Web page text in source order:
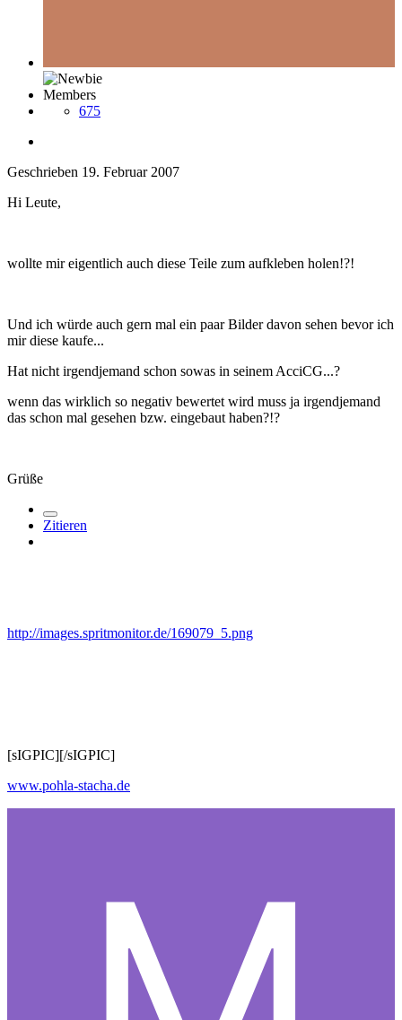
Members
675
Geschrieben 19. Februar 2007
Hi Leute,
wollte mir eigentlich auch diese Teile zum aufkleben holen!?!
Und ich würde auch gern mal ein paar Bilder davon sehen bevor ich
mir diese kaufe...
Hat nicht irgendjemand schon sowas in seinem AcciCG...?
wenn das wirklich so negativ bewertet wird muss ja irgendjemand
das schon mal gesehen bzw. eingebaut haben?!?
Grüße
Zitieren
http://images.spritmonitor.de/169079_5.png
[sIGPIC][/sIGPIC]
www.pohla-stacha.de